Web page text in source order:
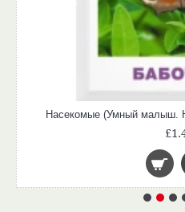
Насекомые (Умный малыш.